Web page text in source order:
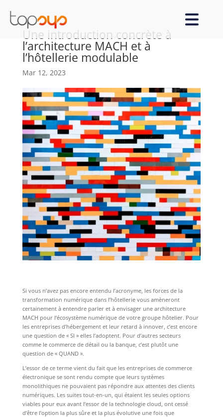
Une introduction concrète à
l’architecture MACH et à
l’hôtellerie modulable
Mar 12, 2023
Si vous n’avez pas encore entendu l’acronyme, les forces de la
transformation numérique dans l’hôtellerie vous amèneront
certainement à entendre parler et à envisager une architecture
MACH pour l’écosystème numérique de votre groupe hôtelier. Pour
les entreprises d’hébergement et leur retard à innover, c’est encore
une question de « SI » elles l’adoptent. Pour d’autres secteurs
comme le commerce de détail ou la banque, c’est plutôt une
question de « QUAND ».
L’essor de ce terme vient du fait que les entreprises de commerce
électronique se sont rendu compte que leurs systèmes
monolithiques ne pouvaient pas répondre aux attentes des clients
numériques. Les suites tout-en-un, qui étaient les seules options
viables pour eux avant l’essor de la technologie cloud, ont cessé
d’être l’option la plus sûre et la plus évolutive une fois que